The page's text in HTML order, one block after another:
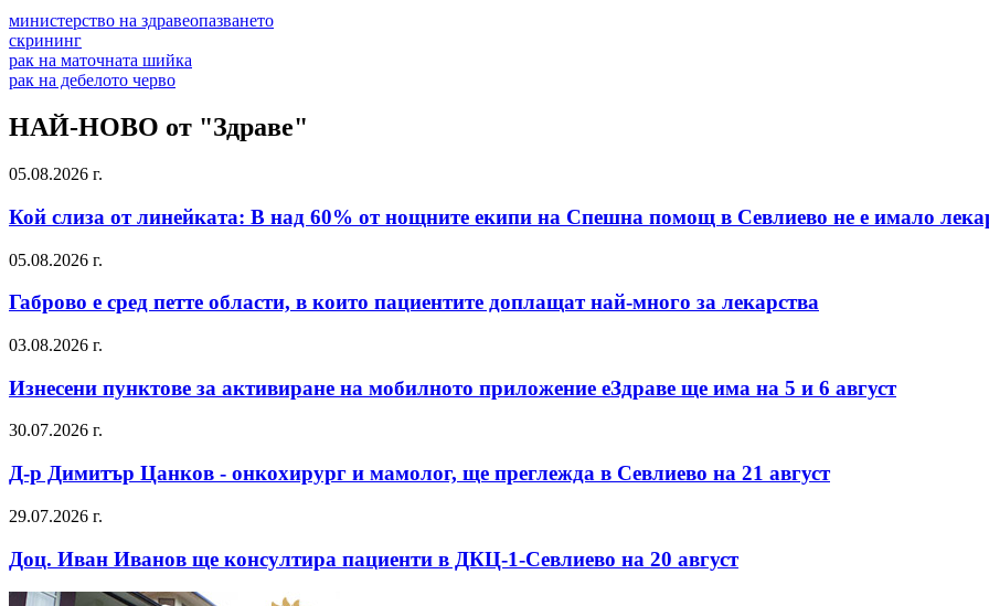
министерство на здравеопазването
скрининг
рак на маточната шийка
рак на дебелото черво
НАЙ-НОВО от "Здраве"
05.08.2026 г.
Кой слиза от линейката: В над 60% от нощните екипи на Спешна помощ в Севлиево не е имало
05.08.2026 г.
Габрово е сред петте области, в които пациентите доплащат най-много за лекарства
03.08.2026 г.
Изнесени пунктове за активиране на мобилното приложение еЗдраве ще има на 5 и 6 август
30.07.2026 г.
Д-р Димитър Цанков - онкохирург и мамолог, ще преглежда в Севлиево на 21 август
29.07.2026 г.
Доц. Иван Иванов ще консултира пациенти в ДКЦ-1-Севлиево на 20 август